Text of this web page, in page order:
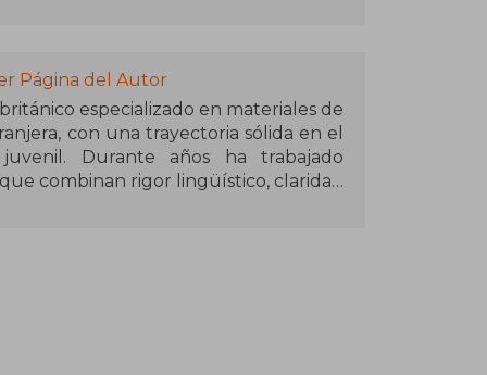
Página del Autor
especializado en materiales de
con una trayectoria sólida en el
Durante años ha trabajado
combinan rigor lingüístico, claridad
—nada de fuegos artificiales